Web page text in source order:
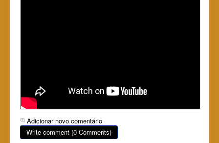
Adicionar novo comentário
Write comment (0 Comments)